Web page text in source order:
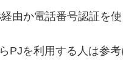
由か電話番号認証を使
PJを利用する人は参考